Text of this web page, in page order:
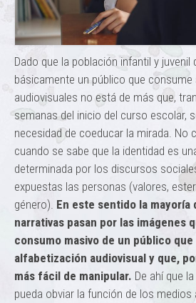
Dado que la población infantil y juvenil
básicamente un público que
audiovisuales no está de más que,
semanas del inicio del curso escolar,
necesidad de coeducar la mirada. No
cuando se sabe que la identidad es
determinada por los discursos
expuestas las personas (valores,
género). En este sentido la mayoría
narrativas pasan por las imágenes
consumo masivo de un público
alfabetización audiovisual y que,
más fácil de manipular. De ahí que
pueda obviar la función de los